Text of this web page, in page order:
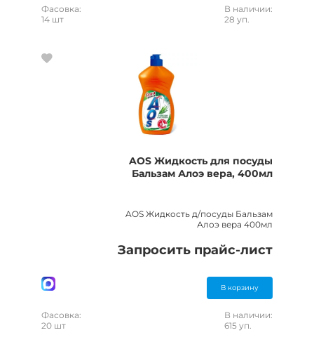
Фасовка:
14 шт
В наличии:
28 уп.
AOS Жидкость для посуды
Бальзам Алоэ вера, 400мл
AOS Жидкость д/посуды Бальзам
Алоэ вера 400мл
Запросить прайс-лист
В корзину
Фасовка:
20 шт
В наличии:
615 уп.